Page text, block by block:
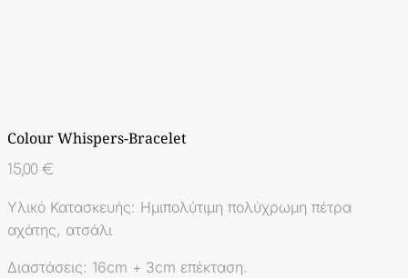
Colour Whispers-Bracelet
15,00 €
Υλικό Κατασκευής: Ημιπολύτιμη πολύχρωμη πέτρα
αχάτης, ατσάλι
Διαστάσεις: 16cm + 3cm επέκταση.